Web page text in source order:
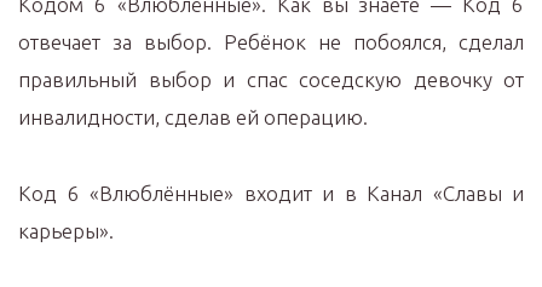
отвечает за выбор. Ребёнок не побоялся, сделал
правильный выбор и спас соседскую девочку от
инвалидности, сделав ей операцию.
Код 6 «Влюблённые» входит и в Канал «Славы и
карьеры».